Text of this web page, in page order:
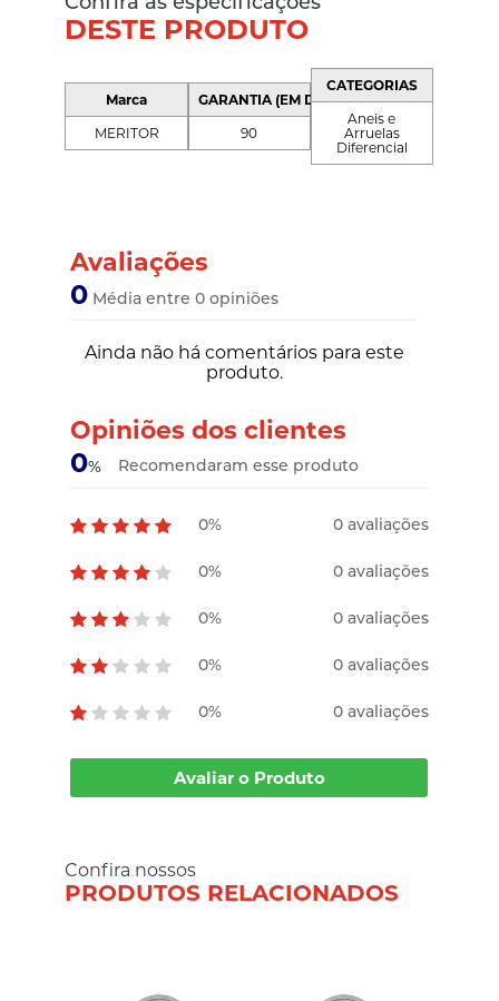
DESTE PRODUTO
Marca
MERITOR
GARANTIA (EM DIAS)
90
CATEGORIAS
Aneis e
Arruelas
Diferencial
Avaliações
0 Média entre 0 opiniões
Ainda não há comentários para este
produto.
Opiniões dos clientes
0% Recomendaram esse produto
0% 0 avaliações
0% 0 avaliações
0% 0 avaliações
0% 0 avaliações
0% 0 avaliações
Avaliar o Produto
Confira nossos
PRODUTOS RELACIONADOS